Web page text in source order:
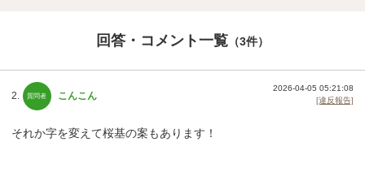
回答・コメント一覧 （3件）
2. こんこん
2026-04-05 05:21:08
[違反報告]
それか字を変えて桜基の案もあります！